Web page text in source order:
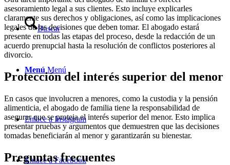
Buscar
Menú Menú
Enlace a Instagram
Enlace a Facebook
asesoramiento legal a sus clientes. Esto incluye explicarles
claramente sus derechos y obligaciones, así como las implicaciones
legales de las decisiones que deben tomar. El abogado estará
presente en todas las etapas del proceso, desde la redacción de un
acuerdo prenupcial hasta la resolución de conflictos posteriores al
divorcio.
Protección del interés superior del menor
En casos que involucren a menores, como la custodia y la pensión
alimenticia, el abogado de familia tiene la responsabilidad de
asegurar que se proteja el interés superior del menor. Esto implica
presentar pruebas y argumentos que demuestren que las decisiones
tomadas beneficiarán al menor y garantizarán su bienestar.
Preguntas frecuentes